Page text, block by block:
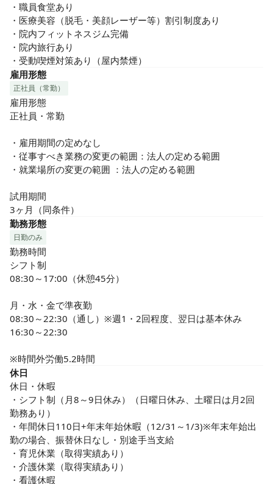
・職員食堂あり
・医療美容（脱毛・美顔レーザー等）割引制度あり
・院内フィットネスジム完備
・院内旅行あり
・受動喫煙対策あり（屋内禁煙）
雇用形態
正社員（常勤）
雇用形態
正社員・常勤
・雇用期間の定めなし
・従事すべき業務の変更の範囲：法人の定める範囲
・就業場所の変更の範囲 ：法人の定める範囲
試用期間
3ヶ月（同条件）
勤務形態
日勤のみ
勤務時間
シフト制
08:30～17:00（休憩45分）
月・水・金で準夜勤
08:30～22:30（通し）※週1・2回程度、翌日は基本休み
16:30～22:30
※時間外労働5.2時間
休日
休日・休暇
・シフト制（月8～9日休み）（日曜日休み、土曜日は月2回
勤務あり）
・年間休日110日+年末年始休暇（12/31～1/3)※年末年始出
勤の場合、振替休日なし・別途手当支給
・育児休業（取得実績あり）
・介護休業（取得実績あり）
・看護休暇